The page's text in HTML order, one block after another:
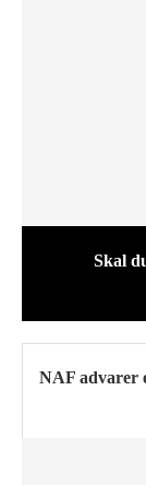
Skal
NAF advarer